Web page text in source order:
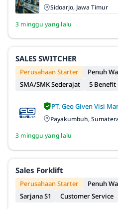
Sidoarjo, Jawa Timur
3 minggu yang lalu
SALES SWITCHER
Perusahaan Starter
Penuh
SMA/SMK Sederajat
5 Benefit
PT. Geo Given Visi
Payakumbuh,
3 minggu yang lalu
Sales Forklift
Perusahaan Starter
Penuh
Sarjana S1
Customer Service